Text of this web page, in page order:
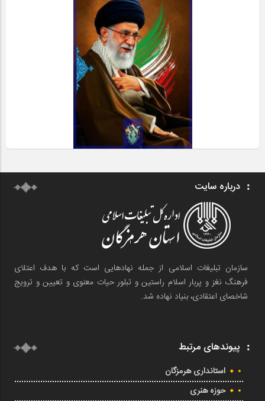
درباره سایت
سازمان تبلیغات اسلامی از جمله نهادهایی است که با هدف اعتلای
فرهنگ نغز و پربار اسلام راستین و تبلور حیات معنوی و تعیین و ترویج
شاخصای اعتقادی، بنیاد نهاده شد.
پیوندهای مرتبط
استانداری هرمزگان
حوزه هنری